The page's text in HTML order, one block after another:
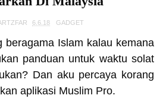
6.6.18 GADGET
beragama Islam kalau kemana
panduan untuk waktu solat
Dan aku percaya korang
aplikasi Muslim Pro.